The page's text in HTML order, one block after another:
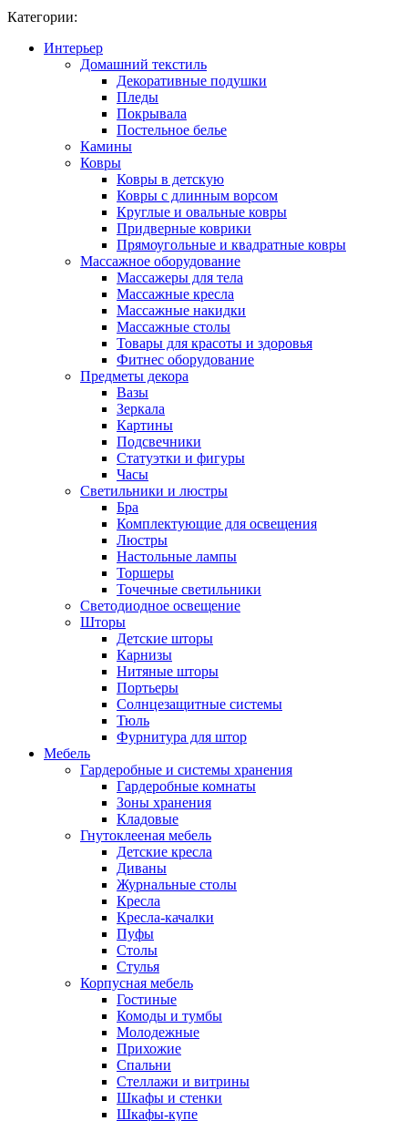
Категории:
Интерьер
Домашний текстиль
Декоративные подушки
Пледы
Покрывала
Постельное белье
Камины
Ковры
Ковры в детскую
Ковры с длинным ворсом
Круглые и овальные ковры
Придверные коврики
Прямоугольные и квадратные ковры
Массажное оборудование
Массажеры для тела
Массажные кресла
Массажные накидки
Массажные столы
Товары для красоты и здоровья
Фитнес оборудование
Предметы декора
Вазы
Зеркала
Картины
Подсвечники
Статуэтки и фигуры
Часы
Светильники и люстры
Бра
Комплектующие для освещения
Люстры
Настольные лампы
Торшеры
Точечные светильники
Светодиодное освещение
Шторы
Детские шторы
Карнизы
Нитяные шторы
Портьеры
Солнцезащитные системы
Тюль
Фурнитура для штор
Мебель
Гардеробные и системы хранения
Гардеробные комнаты
Зоны хранения
Кладовые
Гнутоклееная мебель
Детские кресла
Диваны
Журнальные столы
Кресла
Кресла-качалки
Пуфы
Столы
Стулья
Корпусная мебель
Гостиные
Комоды и тумбы
Молодежные
Прихожие
Спальни
Стеллажи и витрины
Шкафы и стенки
Шкафы-купе